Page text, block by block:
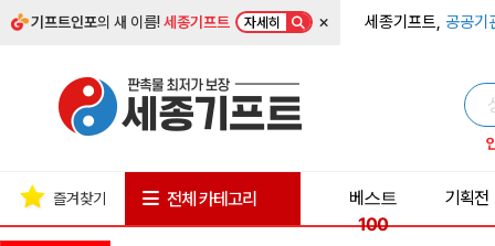
기프트인포의 새 이름!세종기프트 자세히 × 세종기프트, 공공기
즐겨찾기 전체 카테고리
베스트
100
기획전